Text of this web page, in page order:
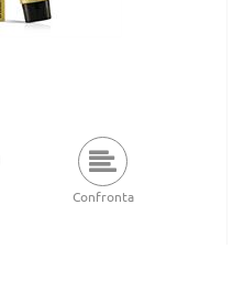
Confronta